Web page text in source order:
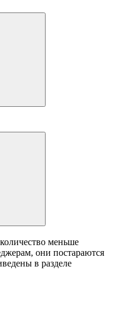
меньше
они постараются
в разделе